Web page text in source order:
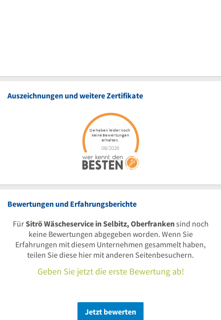
Auszeichnungen und weitere Zertifikate
Bewertungen und Erfahrungsberichte
FürSitrö Wäscheservice in Selbitz, Oberfrankensind noch
keine Bewertungen abgegeben worden. Wenn Sie
Erfahrungen mit diesem Unternehmen gesammelt haben,
teilen Sie diese hier mit anderen Seitenbesuchern.
Geben Sie jetzt die erste Bewertung ab!
Jetzt bewerten